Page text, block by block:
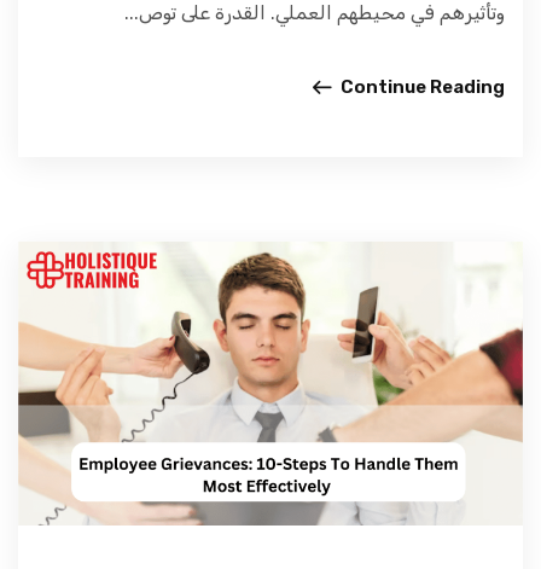
وتأثيرهم في محيطهم العملي. القدرة على توص...
Continue Reading